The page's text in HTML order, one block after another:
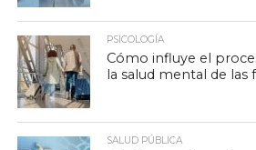
PSICOLOGÍA
Cómo influye el
la salud mental de las
SALUD PÚBLICA